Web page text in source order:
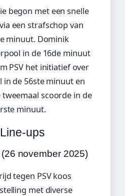
begon met een snelle
een strafschop van
minuut. Dominik
in de 16de minuut
PSV het initiatief over
in de 56ste minuut en
scoorde in de
minuut.
ups
november 2025)
tegen PSV koos
met diverse